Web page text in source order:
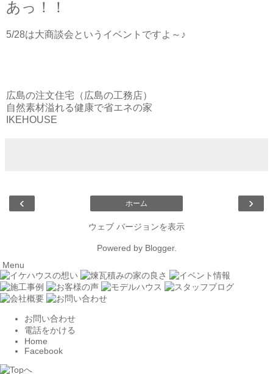
あっ！！
5/28は大商談会というイベントですよ～♪
広島の注文住宅（広島の工務店）
自然素材溢れる健康で省エネの家
IKEHOUSE
‹ ›
ホーム
ウェブ バージョンを表示
Powered by Blogger.
Menu
お問い合わせ
電話をかける
Home
Facebook